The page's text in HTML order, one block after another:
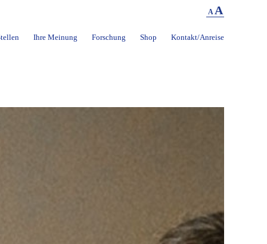
A A
Ihre Meinung Forschung Shop Kontakt/Anreise